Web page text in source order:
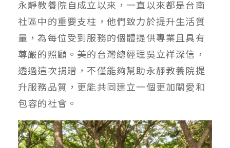
永靜教養院自成立以來，一直以來都是台南
社區中的重要支柱，他們致力於提升生活質
量，為每位受到服務的個體提供專業且具有
尊嚴的照顧。美的台灣總經理吳立祥深信，
透過這次捐贈，不僅能夠幫助永靜教養院提
升服務品質，更能共同建立一個更加關愛和
包容的社會。